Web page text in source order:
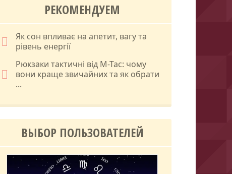
РЕКОМЕНДУЕМ
Як сон впливає на апетит, вагу та
рівень енергії
Рюкзаки тактичні від M-Tac: чому
вони краще звичайних та як обрати
...
ВЫБОР ПОЛЬЗОВАТЕЛЕЙ